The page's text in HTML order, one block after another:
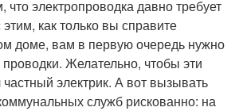
что электропроводка давно требует
как только вы справите
доме, вам в первую очередь нужно
Желательно, чтобы эти
электрик. А вот вызывать
служб рискованно: на